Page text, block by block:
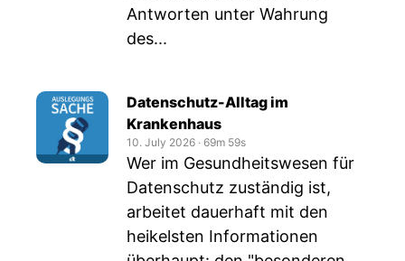
Antworten unter Wahrung
des...
Datenschutz-Alltag im
Krankenhaus
10. July 2026 ‧ 69m 59s
Wer im Gesundheitswesen für
Datenschutz zuständig ist,
arbeitet dauerhaft mit den
heikelsten Informationen